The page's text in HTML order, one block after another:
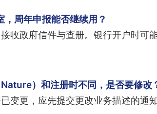
周年申报能否继续用？
收政府信件与查册。银行开户时可
）和注册时不同，是否要修改
变更，应先提交更改业务描述的通